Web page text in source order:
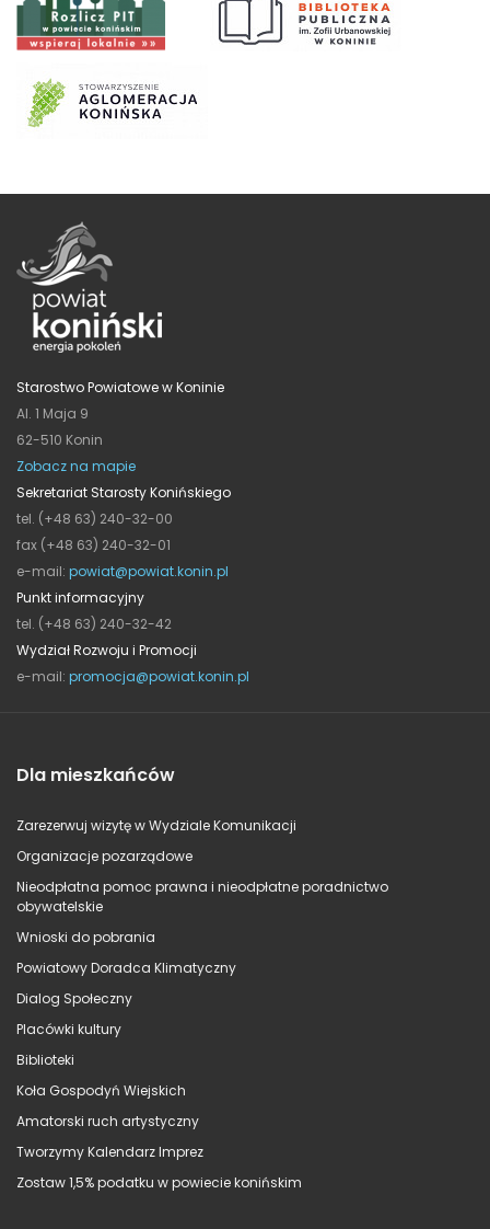
Starostwo Powiatowe w Koninie
Al. 1 Maja 9
62-510 Konin
Zobacz na mapie
Sekretariat Starosty Konińskiego
tel. (+48 63) 240-32-00
fax (+48 63) 240-32-01
e-mail: powiat@powiat.konin.pl
Punkt informacyjny
tel. (+48 63) 240-32-42
Wydział Rozwoju i Promocji
e-mail: promocja@powiat.konin.pl
Dla mieszkańców
Zarezerwuj wizytę w Wydziale Komunikacji
Organizacje pozarządowe
Nieodpłatna pomoc prawna i nieodpłatne poradnictwo
obywatelskie
Wnioski do pobrania
Powiatowy Doradca Klimatyczny
Dialog Społeczny
Placówki kultury
Biblioteki
Koła Gospodyń Wiejskich
Amatorski ruch artystyczny
Tworzymy Kalendarz Imprez
Zostaw 1,5% podatku w powiecie konińskim